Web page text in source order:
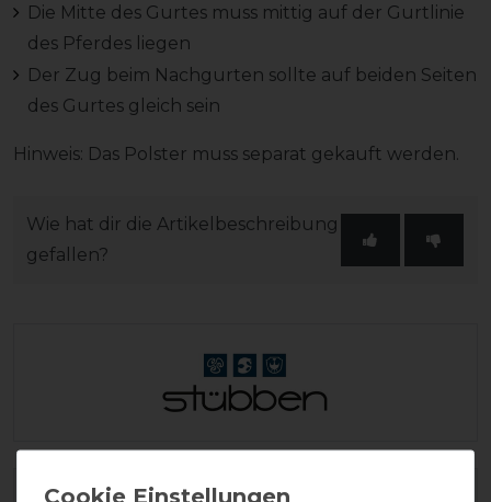
Die Mitte des Gurtes muss mittig auf der Gurtlinie
des Pferdes liegen
Der Zug beim Nachgurten sollte auf beiden Seiten
des Gurtes gleich sein
Hinweis: Das Polster muss separat gekauft werden.
Wie hat dir die Artikelbeschreibung
gefallen?
Varianten-ID:138627